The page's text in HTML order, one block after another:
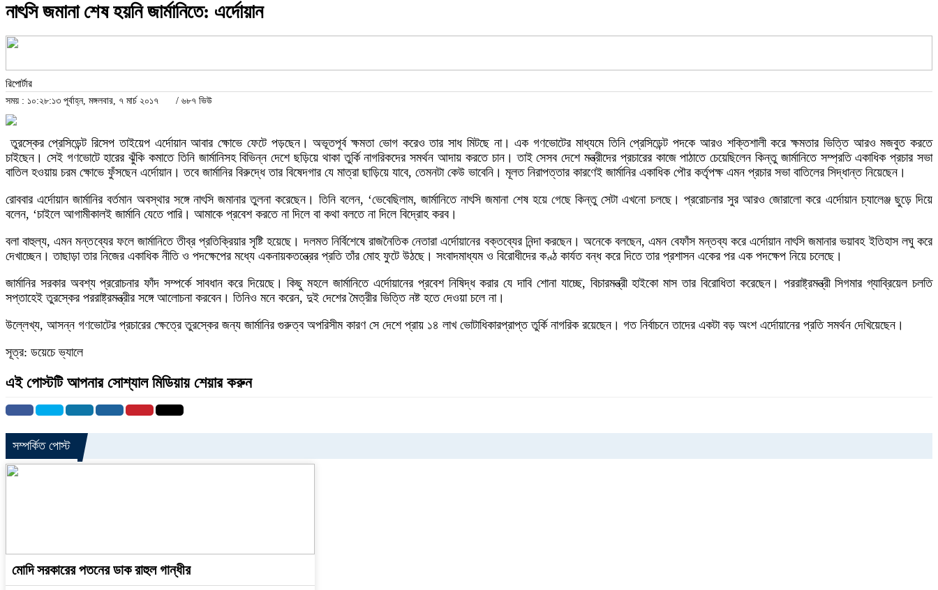
নাৎসি জমানা শেষ হয়নি জার্মানিতে: এর্দোয়ান
রিপোর্টার
সময় : ১০:২৮:১৩ পূর্বাহ্ন, মঙ্গলবার, ৭ মার্চ ২০১৭ / ৬৮৭ ভিউ
তুরস্কের প্রেসিডেন্ট রিসেপ তাইয়েপ এর্দোয়ান আবার ক্ষোভে ফেটে পড়ছেন। অভূতপূর্ব ক্ষমতা ভোগ করেও তার সাধ মিটছে না। এক গণভোটের মাধ্যমে তিনি প্রেসিডেন্ট পদকে আরও শক্তিশালী করে ক্ষমতার ভিত্তি আরও মজবুত করতে
চাইছেন। সেই গণভোটে হারের ঝুঁকি কমাতে তিনি জার্মানিসহ বিভিন্ন দেশে ছড়িয়ে থাকা তুর্কি নাগরিকদের সমর্থন আদায় করতে চান। তাই সেসব দেশে মন্ত্রীদের প্রচারের কাজে পাঠাতে চেয়েছিলেন কিন্তু জার্মানিতে সম্প্রতি একাধিক প্রচার সভা
বাতিল হওয়ায় চরম ক্ষোভে ফুঁসছেন এর্দোয়ান। তবে জার্মানির বিরুদ্ধে তার বিষেদগার যে মাত্রা ছাড়িয়ে যাবে, তেমনটা কেউ ভাবেনি। মূলত নিরাপত্তার কারণেই জার্মানির একাধিক পৌর কর্তৃপক্ষ এমন প্রচার সভা বাতিলের সিদ্ধান্ত নিয়েছেন।
রোববার এর্দোয়ান জার্মানির বর্তমান অবস্থার সঙ্গে নাৎসি জমানার তুলনা করেছেন। তিনি বলেন, ‘ভেবেছিলাম, জার্মানিতে নাৎসি জমানা শেষ হয়ে গেছে কিন্তু সেটা এখনো চলছে। প্ররোচনার সুর আরও জোরালো করে এর্দোয়ান চ্যালেঞ্জ ছুড়ে দিয়ে
বলেন, ‘চাইলে আগামীকালই জার্মানি যেতে পারি। আমাকে প্রবেশ করতে না দিলে বা কথা বলতে না দিলে বিদ্রোহ করব।
বলা বাহুল্য, এমন মন্তব্যের ফলে জার্মানিতে তীব্র প্রতিক্রিয়ার সৃষ্টি হয়েছে। দলমত নির্বিশেষে রাজনৈতিক নেতারা এর্দোয়ানের বক্তব্যের নিন্দা করছেন। অনেকে বলছেন, এমন বেফাঁস মন্তব্য করে এর্দোয়ান নাৎসি জমানার ভয়াবহ ইতিহাস লঘু করে
দেখাচ্ছেন। তাছাড়া তার নিজের একাধিক নীতি ও পদক্ষেপের মধ্যে একনায়কতন্ত্রের প্রতি তাঁর মোহ ফুটে উঠছে। সংবাদমাধ্যম ও বিরোধীদের কণ্ঠ কার্যত বন্ধ করে দিতে তার প্রশাসন একের পর এক পদক্ষেপ নিয়ে চলেছে।
জার্মানির সরকার অবশ্য প্ররোচনার ফাঁদ সম্পর্কে সাবধান করে দিয়েছে। কিছু মহলে জার্মানিতে এর্দোয়ানের প্রবেশ নিষিদ্ধ করার যে দাবি শোনা যাচ্ছে, বিচারমন্ত্রী হাইকো মাস তার বিরোধিতা করেছেন। পররাষ্ট্রমন্ত্রী সিগমার গ্যাব্রিয়েল চলতি
সপ্তাহেই তুরস্কের পররাষ্ট্রমন্ত্রীর সঙ্গে আলোচনা করবেন। তিনিও মনে করেন, দুই দেশের মৈত্রীর ভিত্তি নষ্ট হতে দেওয়া চলে না।
উল্লেখ্য, আসন্ন গণভোটের প্রচারের ক্ষেত্রে তুরস্কের জন্য জার্মানির গুরুত্ব অপরিসীম কারণ সে দেশে প্রায় ১৪ লাখ ভোটাধিকারপ্রাপ্ত তুর্কি নাগরিক রয়েছেন। গত নির্বাচনে তাদের একটা বড় অংশ এর্দোয়ানের প্রতি সমর্থন দেখিয়েছেন।
সূত্র: ডয়েচে ভ্যালে
এই পোস্টটি আপনার সোশ্যাল মিডিয়ায় শেয়ার করুন
সম্পর্কিত পোস্ট
মোদি সরকারের পতনের ডাক রাহুল গান্ধীর